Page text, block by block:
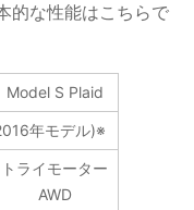
的な性能はこちらで
Model S Plaid
年モデル)※
トライモーター
AWD